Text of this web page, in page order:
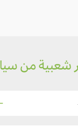
شعبية من